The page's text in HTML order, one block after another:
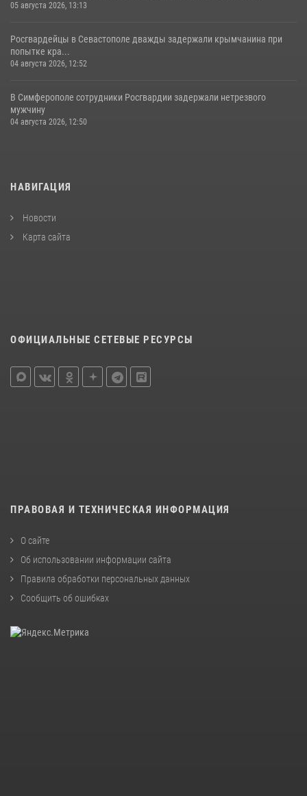
05 августа 2026, 13:13
Росгвардейцы в Севастополе дважды задержали крымчанина при
попытке кра...
04 августа 2026, 12:52
В Симферополе сотрудники Росгвардии задержали нетрезвого
мужчину
04 августа 2026, 12:50
НАВИГАЦИЯ
Новости
Карта сайта
ОФИЦИАЛЬНЫЕ СЕТЕВЫЕ РЕСУРСЫ
ПРАВОВАЯ И ТЕХНИЧЕСКАЯ ИНФОРМАЦИЯ
О сайте
Об использовании информации сайта
Правила обработки персональных данных
Сообщить об ошибках